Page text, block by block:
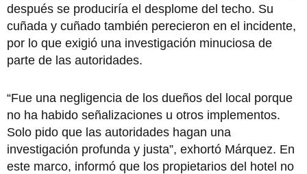
después se produciría el desplome del techo. Su
cuñada y cuñado también perecieron en el incidente,
por lo que exigió una investigación minuciosa de
parte de las autoridades.
“Fue una negligencia de los dueños del local porque
no ha habido señalizaciones u otros implementos.
Solo pido que las autoridades hagan una
investigación profunda y justa”, exhortó Márquez. En
este marco, informó que los propietarios del hotel no